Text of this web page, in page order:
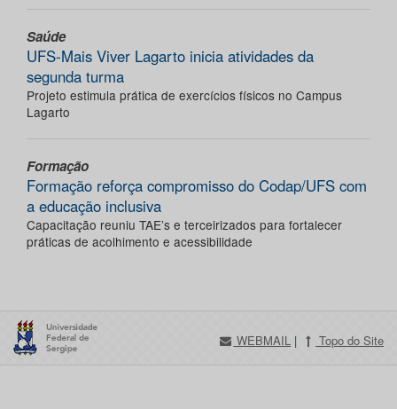
Saúde
UFS-Mais Viver Lagarto inicia atividades da
segunda turma
Projeto estimula prática de exercícios físicos no Campus
Lagarto
Formação
Formação reforça compromisso do Codap/UFS com
a educação inclusiva
Capacitação reuniu TAE’s e terceirizados para fortalecer
práticas de acolhimento e acessibilidade
WEBMAIL | Topo do Site